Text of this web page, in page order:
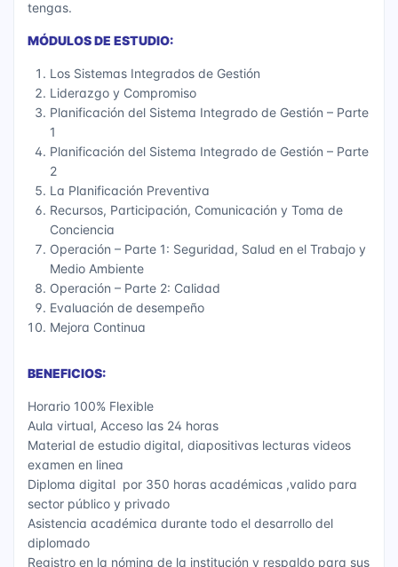
tengas.
MÓDULOS DE ESTUDIO:
Los Sistemas Integrados de Gestión
Liderazgo y Compromiso
Planificación del Sistema Integrado de Gestión – Parte
1
Planificación del Sistema Integrado de Gestión – Parte
2
La Planificación Preventiva
Recursos, Participación, Comunicación y Toma de
Conciencia
Operación – Parte 1: Seguridad, Salud en el Trabajo y
Medio Ambiente
Operación – Parte 2: Calidad
Evaluación de desempeño
Mejora Continua
BENEFICIOS:
Horario 100% Flexible
Aula virtual, Acceso las 24 horas
Material de estudio digital, diapositivas lecturas videos
examen en linea
Diploma digital por 350 horas académicas ,valido para
sector público y privado
Asistencia académica durante todo el desarrollo del
diplomado
Registro en la nómina de la institución y respaldo para sus